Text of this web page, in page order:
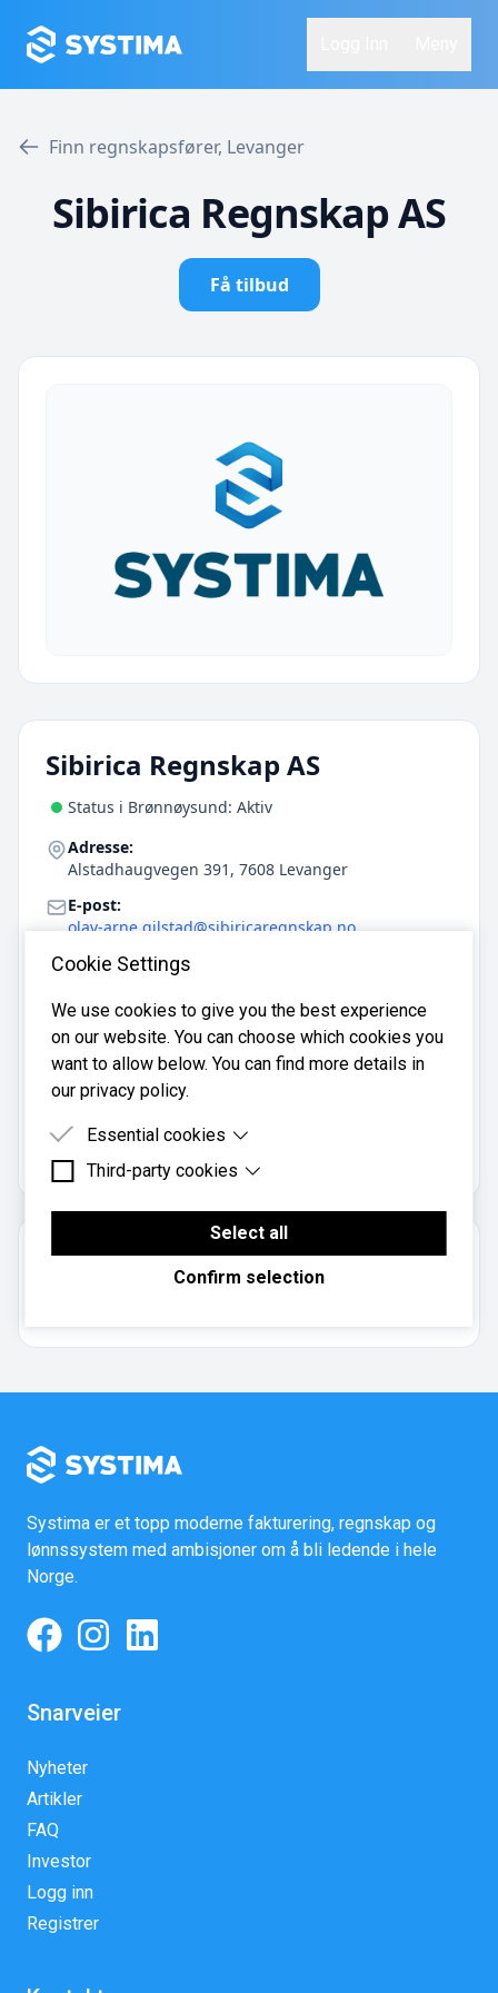
Finn regnskapsfører, Levanger
Sibirica Regnskap AS
Få tilbud
Sibirica Regnskap AS
Status i Brønnøysund: Aktiv
Adresse:
Alstadhaugvegen 391, 7608 Levanger
E-post:
olav-arne.gilstad@sibiricaregnskap.no
Telefon:
Mobil:
414 77 450
Brønnøysundregistrene med organisasjonsnummer
989067745
Om regnskapsbyrået
Cookie Settings
We use cookies to give you the best experience
on our website. You can choose which cookies you
want to allow below. You can find more details in
our privacy policy.
Essential cookies
Essential cookies are cookies that are needed for
Third-party cookies
Third-party cookies are cookies set by third-party
software to enable features such as Google
Maps.
Select all
Confirm selection
Systima er et topp moderne fakturering, regnskap og
lønnssystem med ambisjoner om å bli ledende i hele
Norge.
Snarveier
Nyheter
Artikler
FAQ
Investor
Logg inn
Registrer